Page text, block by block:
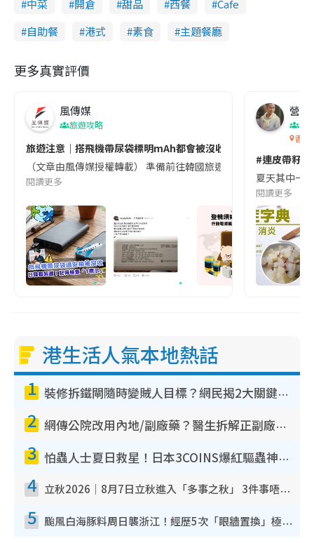
中菜 開倉 甜品 西餐
Cafe
自助餐
港式 素食 主題餐廳
更多真實評價
風傳媒
旅遊攻略
旅遊注意｜搭飛機帶尿袋標明mAh都會被沒收😱出發前切記檢查
（文章由風傳媒授權轉載） 準備前往韓國旅遊的民眾，近期要
閱讀更多
營養
香港
#連皮帶籽
夏天其中一
閱讀更多
港生活人氣本地熱話
1 裝修拆鐵閘隨時變賊人目標？網民揭2大關鍵用途：裝新式等於白裝？附新舊鐵閘分別
2 網傳公院改用內地/副廠藥？醫生拆解正副廠分別 揭4類人換藥隨時出事
3 怕蟲人士夏日救星！日本3COINS爆紅驅蟲神器$45起 1招「全程免觸碰」輕鬆搞定小強
4 立秋2026｜8月7日立秋進入「多事之秋」 3件事唔做得！專家教6招開運 清枱頭／銀包納氣接好運
5 颱風白海豚料周日襲浙江！經歷5次「眼牆置換」極罕見 成登陸內地最長途颱風